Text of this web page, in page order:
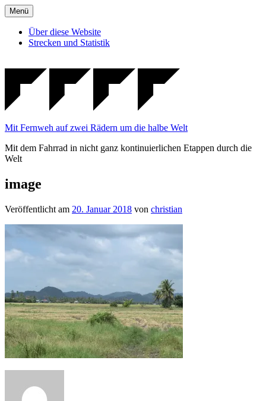
Zum
Inhalt
springen
Menü
Über diese Website
Strecken und Statistik
Mit Fernweh auf zwei Rädern um die halbe Welt
Mit dem Fahrrad in nicht ganz kontinuierlichen Etappen durch die
Welt
image
Veröffentlicht am 20. Januar 2018 von christian